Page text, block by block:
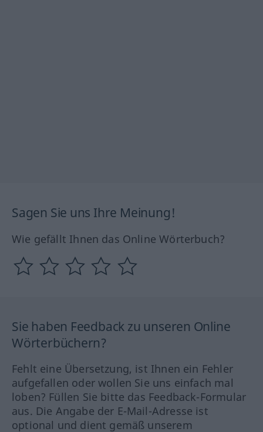
Sagen Sie uns Ihre Meinung!
Wie gefällt Ihnen das Online Wörterbuch?
Sie haben Feedback zu unseren Online
Wörterbüchern?
Fehlt eine Übersetzung, ist Ihnen ein Fehler
aufgefallen oder wollen Sie uns einfach mal
loben? Füllen Sie bitte das Feedback-Formular
aus. Die Angabe der E-Mail-Adresse ist
optional und dient gemäß unserem